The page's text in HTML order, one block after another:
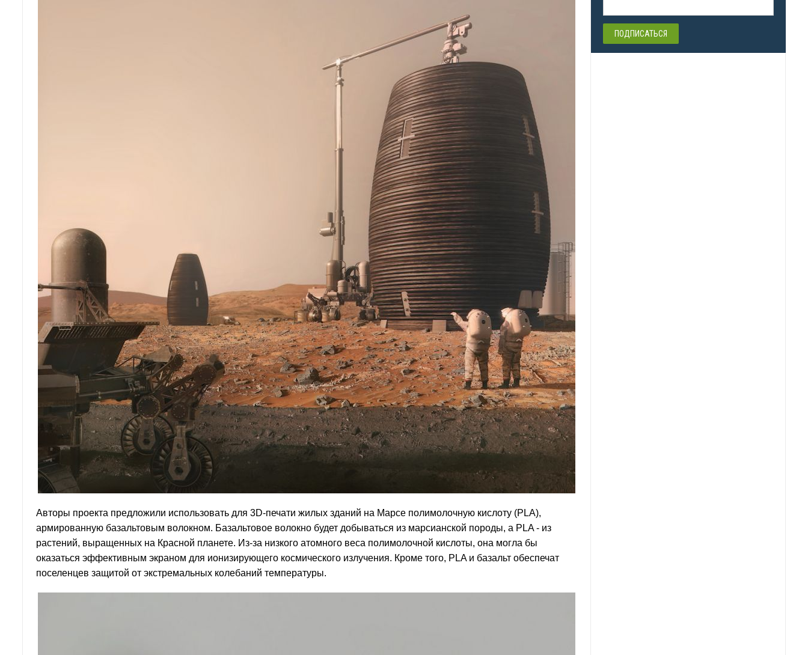
Авторы проекта предложили использовать для 3D-печати жилых зданий на Марсе полимолочную кислоту (PLA),
армированную базальтовым волокном. Базальтовое волокно будет добываться из марсианской породы, а PLA - из
растений, выращенных на Красной планете. Из-за низкого атомного веса полимолочной кислоты, она могла бы
оказаться эффективным экраном для ионизирующего космического излучения. Кроме того, PLA и базальт обеспечат
поселенцев защитой от экстремальных колебаний температуры.